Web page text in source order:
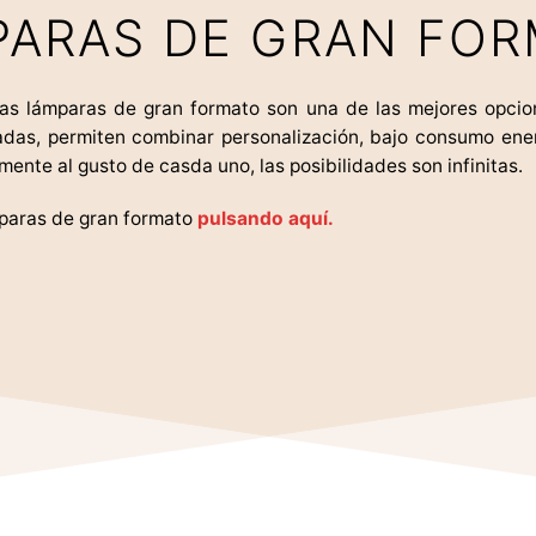
DE GRAN
lámparas de gran formato son una de las mejores
permiten combinar personalización, bajo consumo
al gusto de casda uno, las posibilidades son infinitas.
de gran formato pulsando aquí.